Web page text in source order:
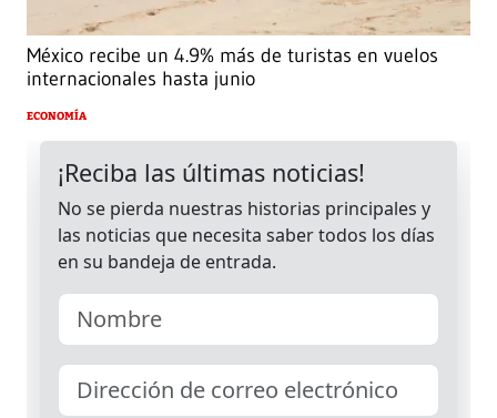
México recibe un 4.9% más de turistas en vuelos
internacionales hasta junio
ECONOMÍA